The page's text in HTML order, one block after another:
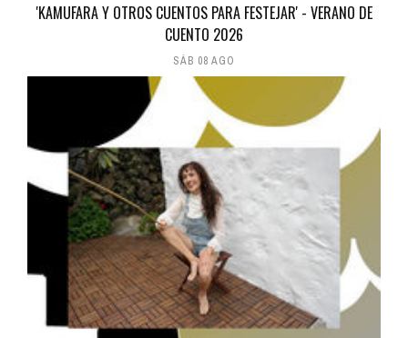
'KAMUFARA Y OTROS CUENTOS PARA FESTEJAR' - VERANO DE
CUENTO 2026
SÁB 08 AGO